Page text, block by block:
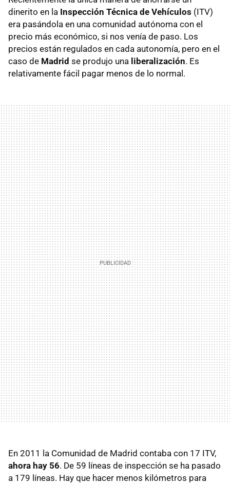
dinerito en la Inspección Técnica de Vehículos (ITV)
era pasándola en una comunidad autónoma con el
precio más económico, si nos venía de paso. Los
precios están regulados en cada autonomía, pero en el
caso de Madrid se produjo una liberalización. Es
relativamente fácil pagar menos de lo normal.
En 2011 la Comunidad de Madrid contaba con 17 ITV,
ahora hay 56. De 59 líneas de inspección se ha pasado
a 179 líneas. Hay que hacer menos kilómetros para